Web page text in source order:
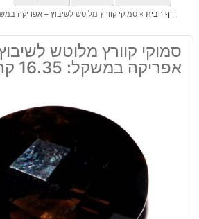
דף הבית» סמוקי קוורץ מלוטש לשיבוץ – אפריקה במשקל:
סמוקי קוורץ מלוטש
אפריקה במשקל: 16.35 קרט